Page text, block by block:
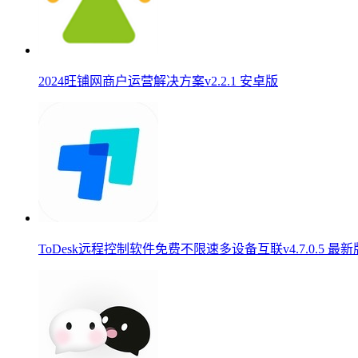
2024旺铺网商户运营解决方案v2.2.1 安卓版
ToDesk远程控制软件免费不限速多设备互联v4.7.0.5 最新